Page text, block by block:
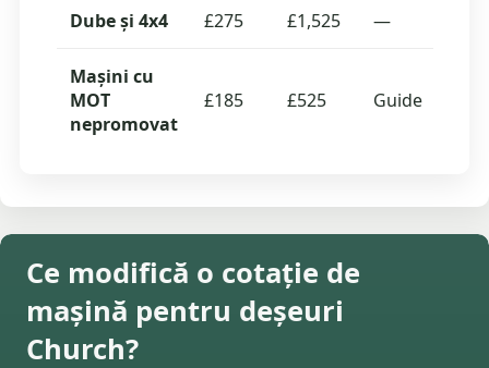
Dube și 4x4 £275 £1,525 —
Mașini cu
MOT
nepromovat
£185 £525 Guide
Ce modifică o cotație de
mașină pentru deșeuri
Church?